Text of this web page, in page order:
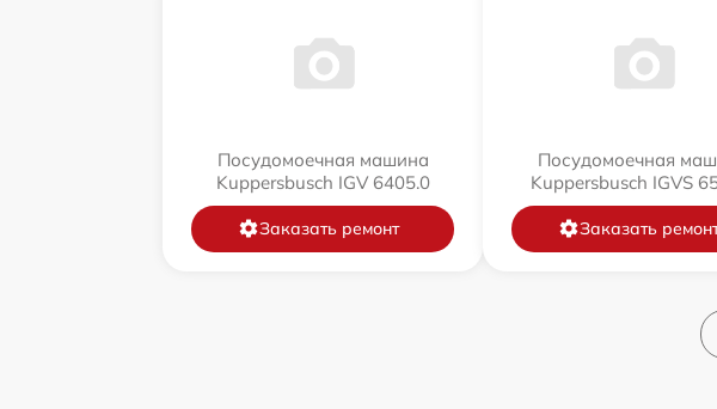
Посудомоечная машина
Kuppersbusch IGV 6405.0
Заказать ремонт
Посудомоечная
Kuppersbusch IGVS
Заказать